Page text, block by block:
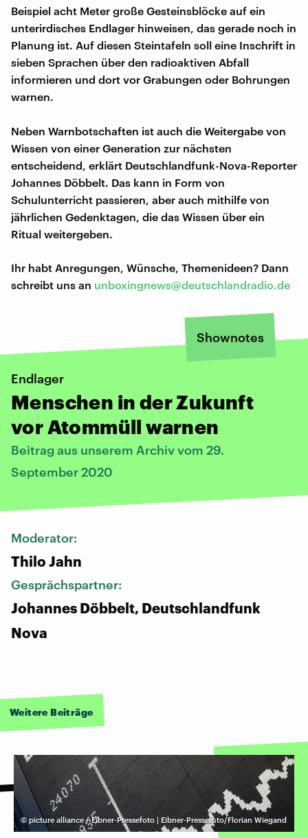
Beispiel acht Meter große Gesteinsblöcke auf ein
unterirdisches Endlager hinweisen, das gerade noch in
Planung ist. Auf diesen Steintafeln soll eine Inschrift in
sieben Sprachen über den radioaktiven Abfall
informieren und dort vor Grabungen oder Bohrungen
warnen.
Neben Warnbotschaften ist auch die Weitergabe von
Wissen von einer Generation zur nächsten
entscheidend, erklärt Deutschlandfunk-Nova-Reporter
Johannes Döbbelt. Das kann in Form von
Schulunterricht passieren, aber auch mithilfe von
jährlichen Gedenktagen, die das Wissen über ein
Ritual weitergeben.
Ihr habt Anregungen, Wünsche, Themenideen? Dann
schreibt uns an unboxingnews@deutschlandradio.de
Shownotes
Endlager
Menschen in der Zukunft
vor Atommüll warnen
Beitrag aus unserem Archiv vom 29.
September 2020
Moderator:
Thilo Jahn
Gesprächspartner:
Johannes Döbbelt, Deutschlandfunk
Nova
Weitere Beiträge
© picture alliance / Eibner-Pressefoto | Eibner-Pressefoto/Florian Wiegand